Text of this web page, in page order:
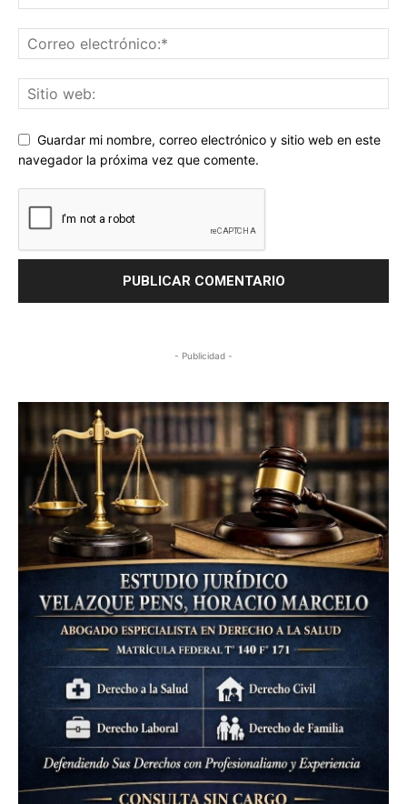
Guardar mi nombre, correo electrónico y sitio web en este
navegador la próxima vez que comente.
- Publicidad -